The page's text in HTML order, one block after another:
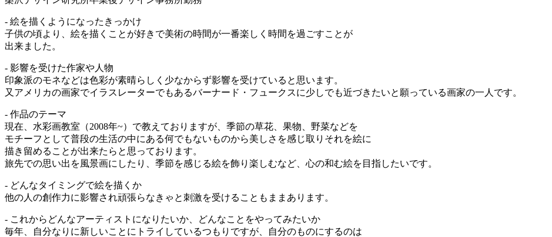
- 絵を描くようになったきっかけ
子供の頃より、絵を描くことが好きで美術の時間が一番楽しく時間を過ごすことが
出来ました。
- 影響を受けた作家や人物
印象派のモネなどは色彩が素晴らしく少なからず影響を受けていると思います。
又アメリカの画家でイラスレーターでもあるバーナード・フュークスに少しでも近づきたいと願っている画家の一人です。
- 作品のテーマ
現在、水彩画教室（2008年~）で教えておりますが、季節の草花、果物、野菜などを
モチーフとして普段の生活の中にある何でもないものから美しさを感じ取りそれを絵に
描き留めることが出来たらと思っております。
旅先での思い出を風景画にしたり、季節を感じる絵を飾り楽しむなど、心の和む絵を目指したいです。
- どんなタイミングで絵を描くか
他の人の創作力に影響され頑張らなきゃと刺激を受けることもままあります。
- これからどんなアーティストになりたいか、どんなことをやってみたいか
毎年、自分なりに新しいことにトライしているつもりですが、自分のものにするのは